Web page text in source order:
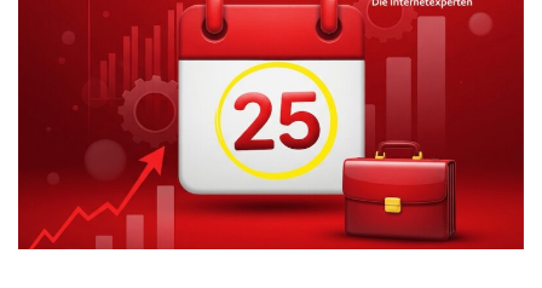
Banklizenz erfolgen oder indem sie auf dem Sekundärmarkt für
EFSF/ESM-Anleihen interveniert und dort versucht, den Zins zu
manipulieren“, erklärte er gegenüber ‚Börse Online‘.
Auf lange Sicht kann sich Fichtner auch die Ausgabe von
Eurobonds vorstellen. Für ein Europa, dass sich geldpolitisch so
stark zusammengerauft hätte, müsste es ein Ziel sein, auch
finanzpolitisch eng zusammenzuarbeiten. „Voraussetzung wäre
aber, dass nicht jedes Land auf Kosten der anderen machen